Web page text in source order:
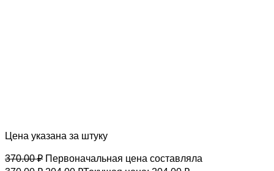
Цена указана за штуку
370.00₽ Первоначальная цена составляла